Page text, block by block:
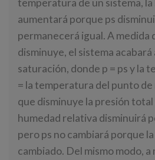
temperatura de un sistema,
aumentará porque ps
permanecerá igual. A medida
disminuye, el sistema acabará
saturación, donde p = ps y la
= la temperatura del punto de
que disminuye la presión total
humedad relativa disminuirá
pero ps no cambiará porque
cambiado. Del mismo modo, a